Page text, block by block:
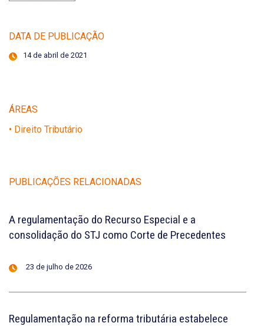
DATA DE PUBLICAÇÃO
14 de abril de 2021
ÁREAS
• Direito Tributário
PUBLICAÇÕES RELACIONADAS
A regulamentação do Recurso Especial e a
consolidação do STJ como Corte de Precedentes
23 de julho de 2026
Regulamentação na reforma tributária estabelece